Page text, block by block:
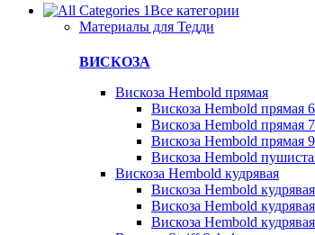
Все категории
Материалы для Тедди
ВИСКОЗА
Вискоза Hembold прямая
Вискоза Hembold прямая
Вискоза Hembold прямая
Вискоза Hembold прямая
Вискоза Hembold
Вискоза Hembold кудрявая
Вискоза Hembold
Вискоза Hembold
Вискоза Hembold